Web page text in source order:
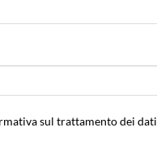
sul trattamento dei dati